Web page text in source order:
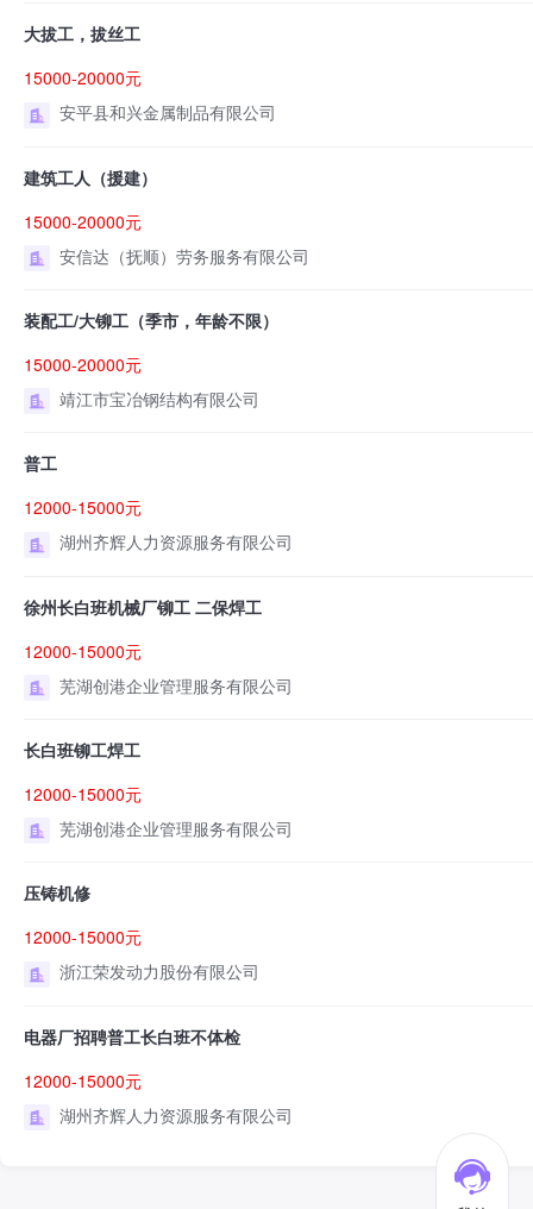
大拔工，拔丝工
15000-20000元
安平县和兴金属制品有限公司
建筑工人（援建）
15000-20000元
安信达（抚顺）劳务服务有限公司
装配工/大铆工（季市，年龄不限）
15000-20000元
靖江市宝冶钢结构有限公司
普工
12000-15000元
湖州齐辉人力资源服务有限公司
徐州长白班机械厂铆工 二保焊工
12000-15000元
芜湖创港企业管理服务有限公司
长白班铆工焊工
12000-15000元
芜湖创港企业管理服务有限公司
压铸机修
12000-15000元
浙江荣发动力股份有限公司
电器厂招聘普工长白班不体检
12000-15000元
湖州齐辉人力资源服务有限公司